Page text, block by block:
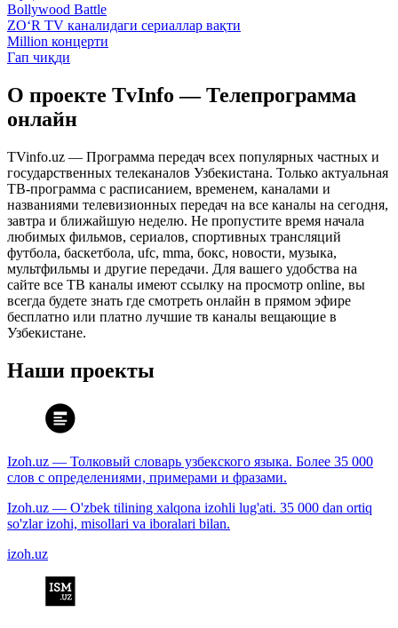
Bollywood Battle
ZO‘R TV каналидаги сериаллар вақти
Million концерти
Гап чиқди
О проекте TvInfo — Телепрограмма
онлайн
TVinfo.uz — Программа передач всех популярных частных и
государственных телеканалов Узбекистана. Только актуальная
ТВ-программа с расписанием, временем, каналами и
названиями телевизионных передач на все каналы на сегодня,
завтра и ближайшую неделю. Не пропустите время начала
любимых фильмов, сериалов, спортивных трансляций
футбола, баскетбола, ufc, mma, бокс, новости, музыка,
мультфильмы и другие передачи. Для вашего удобства на
сайте все ТВ каналы имеют ссылку на просмотр online, вы
всегда будете знать где смотреть онлайн в прямом эфире
бесплатно или платно лучшие тв каналы вещающие в
Узбекистане.
Наши проекты
Izoh.uz — Толковый словарь узбекского языка. Более 35 000
слов с определениями, примерами и фразами.
Izoh.uz — O'zbek tilining xalqona izohli lug'ati. 35 000 dan ortiq
so'zlar izohi, misollari va iboralari bilan.
izoh.uz